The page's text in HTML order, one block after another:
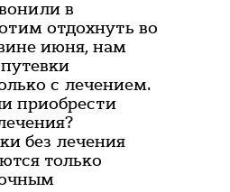
в
отдохнуть во
июня, нам
с лечением.
приобрести
без лечения
только